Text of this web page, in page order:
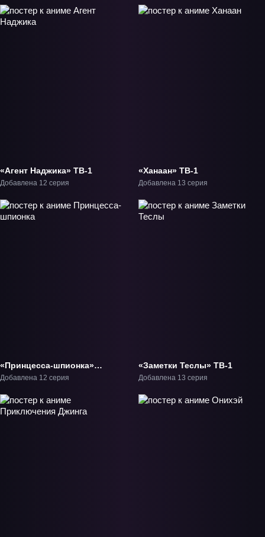
«Агент Наджика» ТВ-1
Добавлена 12 серия
«Ханаан» ТВ-1
Добавлена 13 серия
«Принцесса-шпионка»
ТВ-1
Добавлена 12 серия
«Заметки Теслы» ТВ-1
Добавлена 13 серия